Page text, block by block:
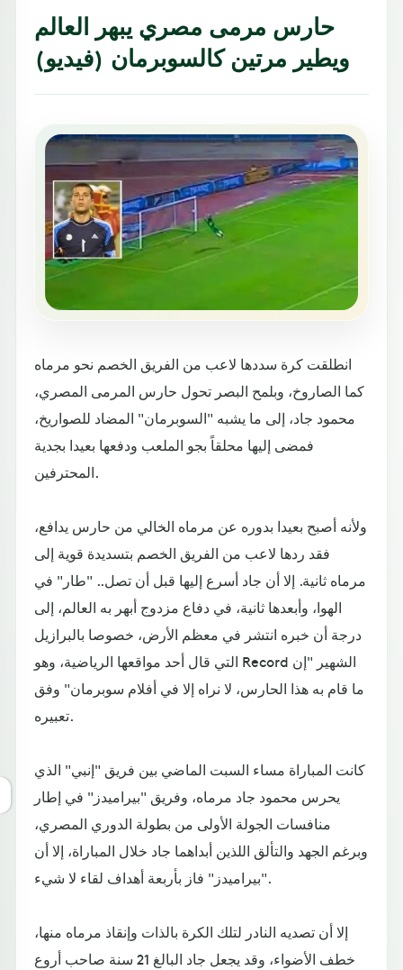
حارس مرمى مصري يبهر العالم
ويطير مرتين كالسوبرمان (فيديو)
انطلقت كرة سددها لاعب من الفريق الخصم نحو مرماه
كما الصاروخ، وبلمح البصر تحول حارس المرمى المصري،
محمود جاد، إلى ما يشبه "السوبرمان" المضاد للصواريخ،
فمضى إليها محلقاً بجو الملعب ودفعها بعيدا بجدية
المحترفين.
ولأنه أصبح بعيدا بدوره عن مرماه الخالي من حارس يدافع،
فقد ردها لاعب من الفريق الخصم بتسديدة قوية إلى
مرماه ثانية. إلا أن جاد أسرع إليها قبل أن تصل.. "طار" في
الهوا، وأبعدها ثانية، في دفاع مزدوج أبهر به العالم، إلى
درجة أن خبره انتشر في معظم الأرض، خصوصا بالبرازيل
التي قال أحد مواقعها الرياضية، وهو Record الشهير "إن
ما قام به هذا الحارس، لا نراه إلا في أفلام سوبرمان" وفق
تعبيره.
كانت المباراة مساء السبت الماضي بين فريق "إنبي" الذي
يحرس محمود جاد مرماه، وفريق "بيراميدز" في إطار
منافسات الجولة الأولى من بطولة الدوري المصري،
وبرغم الجهد والتألق اللذين أبداهما جاد خلال المباراة، إلا أن
"بيراميدز" فاز بأربعة أهداف لقاء لا شيء.
إلا أن تصديه النادر لتلك الكرة بالذات وإنقاذ مرماه منها،
خطف الأضواء، وقد يجعل جاد البالغ 21 سنة صاحب أروع